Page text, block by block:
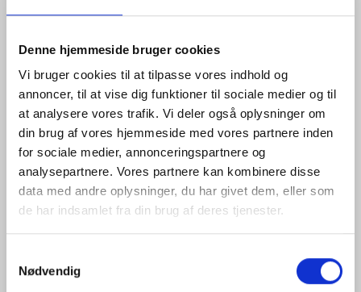
Denne hjemmeside bruger cookies
Vi bruger cookies til at tilpasse vores indhold og
annoncer, til at vise dig funktioner til sociale medier og til
at analysere vores trafik. Vi deler også oplysninger om
din brug af vores hjemmeside med vores partnere inden
for sociale medier, annonceringspartnere og
analysepartnere. Vores partnere kan kombinere disse
data med andre oplysninger, du har givet dem, eller som
de har indsamlet fra din brug af deres tjenester.
Nødvendig
Scan 120.000 punkter pr. sekund